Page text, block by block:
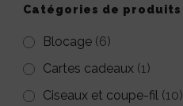
Catégories de produits
Blocage (6)
Cartes cadeaux (1)
Ciseaux et coupe-fil (10)